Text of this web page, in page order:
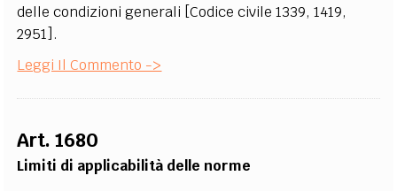
delle condizioni generali [Codice civile 1339, 1419,
2951].
Leggi Il Commento ->
Art. 1680
Limiti di applicabilità delle norme